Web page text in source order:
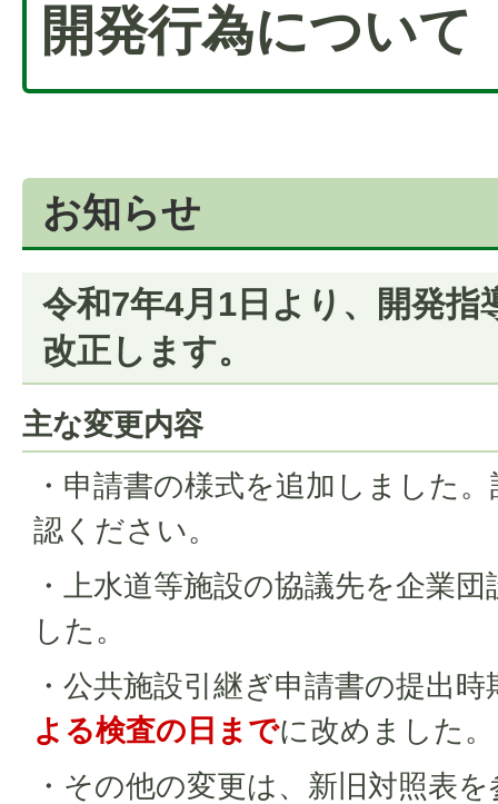
開発行為について
お知らせ
令和7年4月1日より、開発指
改正します。
主な変更内容
・申請書の様式を追加しました
認ください。
・上水道等施設の協議先を企業
した。
・公共施設引継ぎ申請書の提出時
よる検査の日までに改めました。
・その他の変更は、新旧対照表